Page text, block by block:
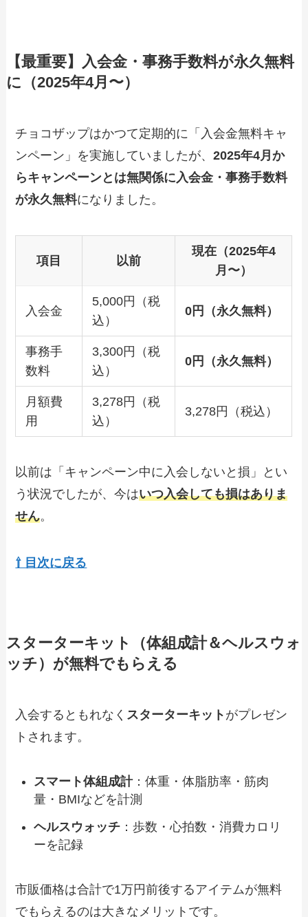
【最重要】入会金・事務手数料が永久無料
に（2025年4月〜）
チョコザップはかつて定期的に「入会金無料キャ
ンペーン」を実施していましたが、2025年4月か
らキャンペーンとは無関係に入会金・事務手数料
が永久無料になりました。
項目 以前
現在（2025年4
月〜）
入会金
5,000円（税
込）
0円（永久無料）
事務手
数料
3,300円（税
込）
0円（永久無料）
月額費
用
3,278円（税
込）
3,278円（税込）
以前は「キャンペーン中に入会しないと損」とい
う状況でしたが、今はいつ入会しても損はありま
せん。
⇧ 目次に戻る
スターターキット（体組成計＆ヘルスウォ
ッチ）が無料でもらえる
入会するともれなく スターターキット がプレゼン
トされます。
スマート体組成計：体重・体脂肪率・筋肉
量・BMIなどを計測
ヘルスウォッチ ：歩数・心拍数・消費カロリ
ーを記録
市販価格は合計で1万円前後するアイテムが無料
でもらえるのは大きなメリットです。